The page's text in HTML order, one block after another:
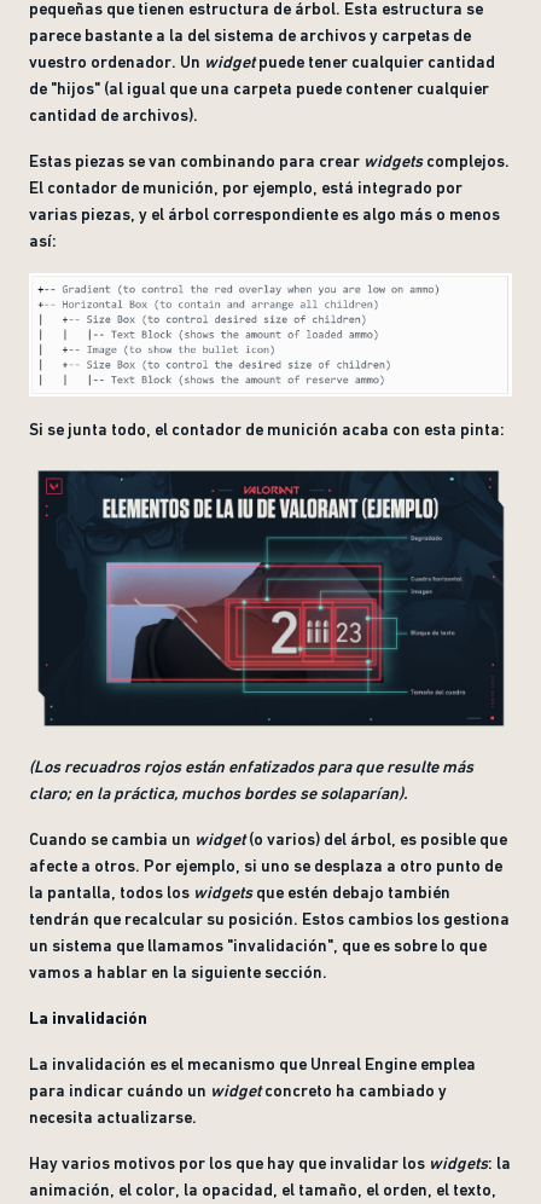
pequeñas que tienen estructura de árbol. Esta estructura se
parece bastante a la del sistema de archivos y carpetas de
vuestro ordenador. Un widgetpuede tener cualquier cantidad
de "hijos" (al igual que una carpeta puede contener cualquier
cantidad de archivos).
Estas piezas se van combinando para crear widgetscomplejos.
El contador de munición, por ejemplo, está integrado por
varias piezas, y el árbol correspondiente es algo más o menos
así:
Si se junta todo, el contador de munición acaba con esta pinta:
(Los recuadros rojos están enfatizados para que resulte más
claro; en la práctica, muchos bordes se solaparían).
Cuando se cambia un widget(o varios) del árbol, es posible que
afecte a otros. Por ejemplo, si uno se desplaza a otro punto de
la pantalla, todos los widgetsque estén debajo también
tendrán que recalcular su posición. Estos cambios los gestiona
un sistema que llamamos "invalidación", que es sobre lo que
vamos a hablar en la siguiente sección.
La invalidación
La invalidación es el mecanismo que Unreal Engine emplea
para indicar cuándo un widgetconcreto ha cambiado y
necesita actualizarse.
Hay varios motivos por los que hay que invalidar los widgets: la
animación, el color, la opacidad, el tamaño, el orden, el texto,